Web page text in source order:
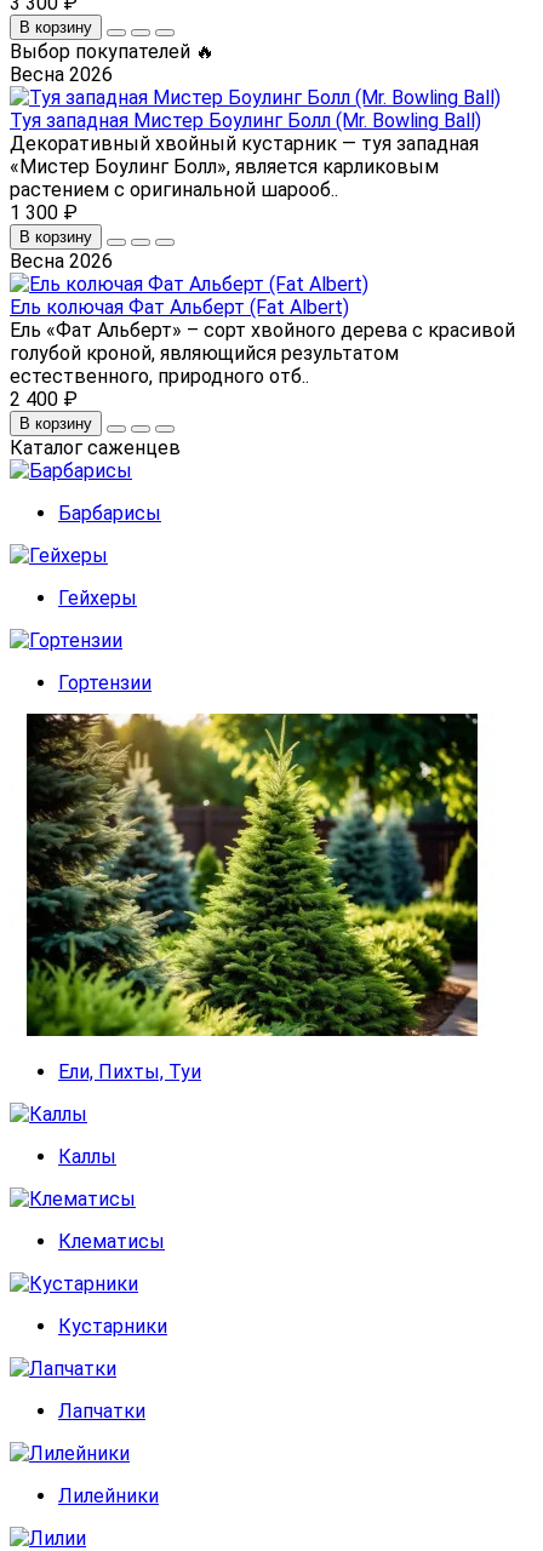
В корзину
Выбор покупателей 🔥
Весна 2026
Туя западная Мистер Боулинг Болл (Mr. Bowling Ball)
Декоративный хвойный кустарник — туя западная
«Мистер Боулинг Болл», является карликовым
растением с оригинальной шарооб..
1 300 ₽
В корзину
Весна 2026
Ель колючая Фат Альберт (Fat Albert)
Ель «Фат Альберт» – сорт хвойного дерева с красивой
голубой кроной, являющийся результатом
естественного, природного отб..
2 400 ₽
В корзину
Каталог саженцев
Барбарисы
Гейхеры
Гортензии
Ели, Пихты, Туи
Каллы
Клематисы
Кустарники
Лапчатки
Лилейники